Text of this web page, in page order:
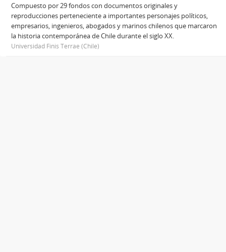
Compuesto por 29 fondos con documentos originales y
reproducciones perteneciente a importantes personajes políticos,
empresarios, ingenieros, abogados y marinos chilenos que marcaron
la historia contemporánea de Chile durante el siglo XX.
Universidad Finis Terrae (Chile)